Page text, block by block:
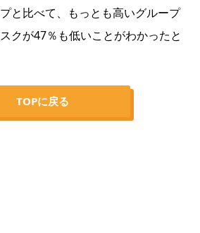
と比べて、もっとも高いグループ
クが47％も低いことがわかったと
TOPに戻る